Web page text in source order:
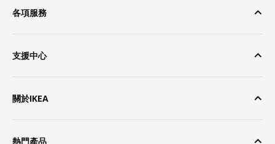
各項服務
支援中心
關於IKEA
熱門產品